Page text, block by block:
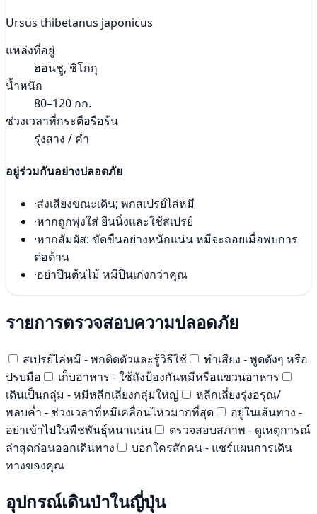
Ursus thibetanus japonicus
แหล่งที่อยู่
ฮอนชู, ชิโกกุ
น้ำหนัก
80–120 กก.
ช่วงเวลาที่กระตือรือร้น
รุ่งสาง / ค่ำ
อยู่ร่วมกันอย่างปลอดภัย
·ส่งเสียงขณะเดิน; พกสเปรย์ไล่หมี
·หากถูกพุ่งใส่ ยืนนิ่งและใช้สเปรย์
·หากสัมผัส: ขัดขืนอย่างหนักแน่น หมีจะถอยเมื่อพบการ
ต่อต้าน
·อย่าปีนต้นไม้ หมีปีนเก่งกว่าคุณ
รายการตรวจสอบความปลอดภัย
สเปรย์ไล่หมี - พกติดตัวและรู้วิธีใช้
ทำเสียง - พูดดังๆ หรือ
ปรบมือ
เก็บอาหาร - ใช้ถังป้องกันหมีหรือแขวนอาหาร
เดินเป็นกลุ่ม - หมีหลีกเลี่ยงกลุ่มใหญ่
หลีกเลี่ยงรุ่งอรุณ/
พลบค่ำ - ช่วงเวลาที่หมีเคลื่อนไหวมากที่สุด
อยู่ในเส้นทาง -
อย่าเข้าไปในพืชพันธุ์หนาแน่น
ตรวจสอบสภาพ - ดูเหตุการณ์
ล่าสุดก่อนออกเดินทาง
บอกใครสักคน - แชร์แผนการเดิน
ทางของคุณ
อุปกรณ์เดินป่าในญี่ปุ่น